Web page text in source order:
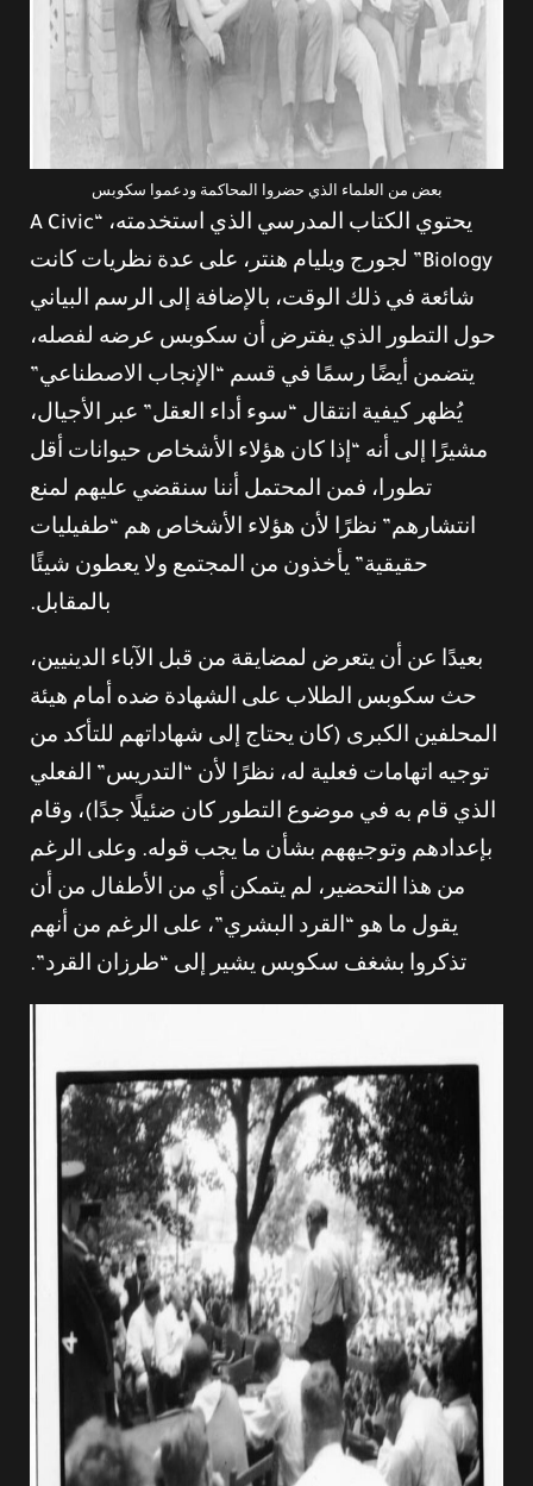
بعض من العلماء الذي حضروا المحاكمة ودعموا سكوبس
يحتوي الكتاب المدرسي الذي استخدمته، “A Civic
Biology” لجورج ويليام هنتر، على عدة نظريات كانت
شائعة في ذلك الوقت، بالإضافة إلى الرسم البياني
حول التطور الذي يفترض أن سكوبس عرضه لفصله،
يتضمن أيضًا رسمًا في قسم “الإنجاب الاصطناعي”
يُظهر كيفية انتقال “سوء أداء العقل” عبر الأجيال،
مشيرًا إلى أنه “إذا كان هؤلاء الأشخاص حيوانات أقل
تطورا، فمن المحتمل أننا سنقضي عليهم لمنع
انتشارهم” نظرًا لأن هؤلاء الأشخاص هم “طفيليات
حقيقية” يأخذون من المجتمع ولا يعطون شيئًا
بالمقابل.
بعيدًا عن أن يتعرض لمضايقة من قبل الآباء الدينيين،
حث سكوبس الطلاب على الشهادة ضده أمام هيئة
المحلفين الكبرى (كان يحتاج إلى شهاداتهم للتأكد من
توجيه اتهامات فعلية له، نظرًا لأن “التدريس” الفعلي
الذي قام به في موضوع التطور كان ضئيلًا جدًا)، وقام
بإعدادهم وتوجيههم بشأن ما يجب قوله. وعلى الرغم
من هذا التحضير، لم يتمكن أي من الأطفال من أن
يقول ما هو “القرد البشري”، على الرغم من أنهم
تذكروا بشغف سكوبس يشير إلى “طرزان القرد”.